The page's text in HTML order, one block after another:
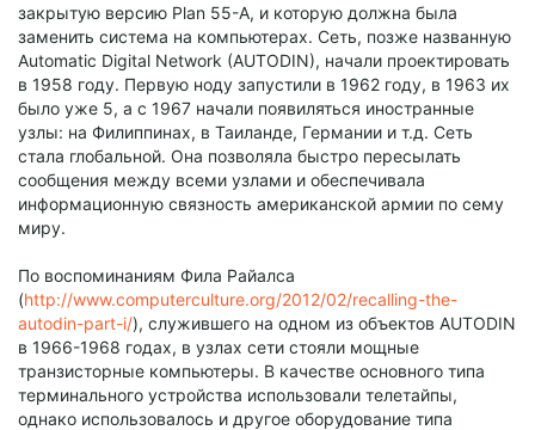
закрытую версию Plan 55-A, и которую должна была
заменить система на компьютерах. Сеть, позже названную
Automatic Digital Network (AUTODIN), начали проектировать
в 1958 году. Первую ноду запустили в 1962 году, в 1963 их
было уже 5, а с 1967 начали появиляться иностранные
узлы: на Филиппинах, в Таиланде, Германии и т.д. Сеть
стала глобальной. Она позволяла быстро пересылать
сообщения между всеми узлами и обеспечивала
информационную связность американской армии по сему
миру.
По воспоминаниям Фила Райалса
(http://www.computerculture.org/2012/02/recalling-the-
autodin-part-i/), служившего на одном из объектов AUTODIN
в 1966-1968 годах, в узлах сети стояли мощные
транзисторные компьютеры. В качестве основного типа
терминального устройства использовали телетайпы,
однако использовалось и другое оборудование типа